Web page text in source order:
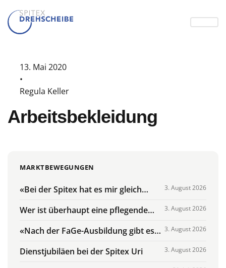
13. Mai 2020
•
Regula Keller
Arbeitsbekleidung
MARKTBEWEGUNGEN
«Bei der Spitex hat es mir gleich
Samire – schon am Nachmittag ist sie
bei Klienten
3. August 2026
Wer ist überhaupt eine pflegende
3. August 2026
«Nach der FaGe-Ausbildung gibt es
3. August 2026
Dienstjubiläen bei der Spitex Uri 3. August 2026